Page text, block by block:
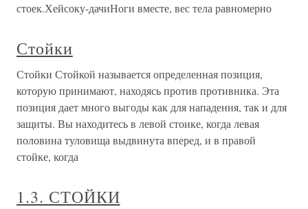
стоек.Хейсоку-дачиНоги вместе, вес тела равномерно
Стойки
Стойки Стойкой называется определенная позиция,
которую принимают, находясь против противника. Эта
позиция дает много выгоды как для нападения, так и для
защиты. Вы находитесь в левой стоике, когда левая
половина туловища выдвинута вперед, и в правой
стойке, когда
1.3. СТОЙКИ